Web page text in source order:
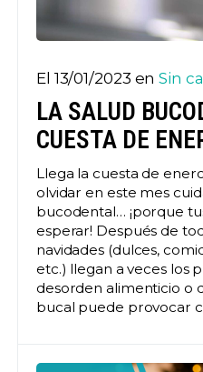
El 13/01/2023 enSin
LA SALUD
CUESTA DE
Llega la cuesta de
olvidar en este mes
bucodental… ¡porque
esperar! Después de
navidades (dulces,
etc.) llegan a veces los
desorden alimenticio o
bucal puede provocar